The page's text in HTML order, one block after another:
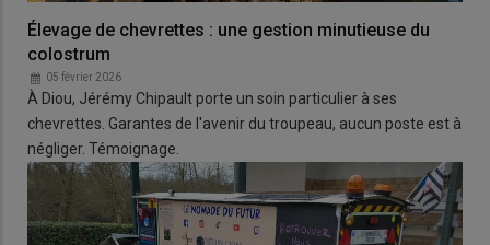
Élevage de chevrettes : une gestion minutieuse du
colostrum
05 février 2026
À Diou, Jérémy Chipault porte un soin particulier à ses
chevrettes. Garantes de l'avenir du troupeau, aucun poste est à
négliger. Témoignage.